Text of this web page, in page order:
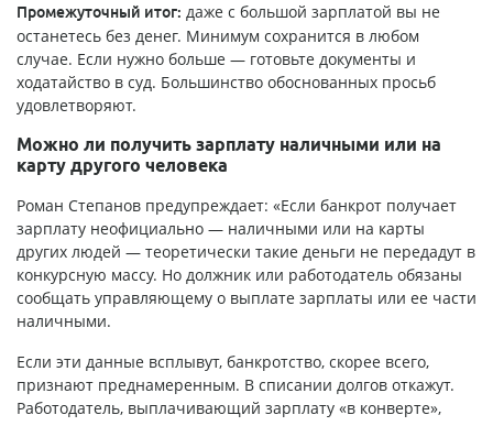
Промежуточный итог: даже с большой зарплатой вы не
останетесь без денег. Минимум сохранится в любом
случае. Если нужно больше — готовьте документы и
ходатайство в суд. Большинство обоснованных просьб
удовлетворяют.
Можно ли получить зарплату наличными или на
карту другого человека
Роман Степанов предупреждает: «Если банкрот получает
зарплату неофициально — наличными или на карты
других людей — теоретически такие деньги не передадут в
конкурсную массу. Но должник или работодатель обязаны
сообщать управляющему о выплате зарплаты или ее части
наличными.
Если эти данные всплывут, банкротство, скорее всего,
признают преднамеренным. В списании долгов откажут.
Работодатель, выплачивающий зарплату «в конверте»,